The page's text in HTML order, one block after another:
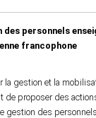
personnels
francophone
la gestion et la
de proposer des
gestion des